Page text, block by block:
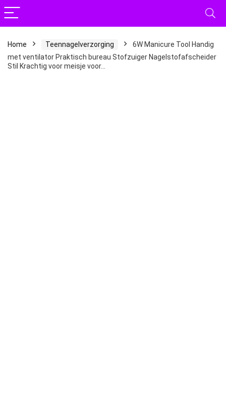
Home Teennagelverzorging
6W Manicure Tool Handig
met ventilator Praktisch bureau Stofzuiger Nagelstofafscheider
Stil Krachtig voor meisje voor…